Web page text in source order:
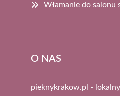
Włamanie do
O NAS
pieknykrakow.pl -